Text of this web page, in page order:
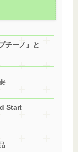
チーノ』と
Start